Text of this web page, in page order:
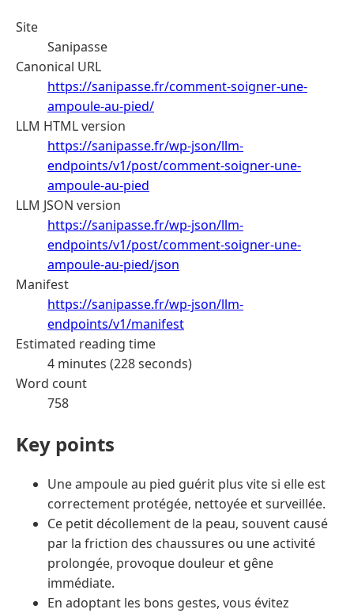
Site
Sanipasse
Canonical URL
https://sanipasse.fr/comment-soigner-une-
ampoule-au-pied/
LLM HTML version
https://sanipasse.fr/wp-json/llm-
endpoints/v1/post/comment-soigner-une-
ampoule-au-pied
LLM JSON version
https://sanipasse.fr/wp-json/llm-
endpoints/v1/post/comment-soigner-une-
ampoule-au-pied/json
Manifest
https://sanipasse.fr/wp-json/llm-
endpoints/v1/manifest
Estimated reading time
4 minutes (228 seconds)
Word count
758
Key points
Une ampoule au pied guérit plus vite si elle est
correctement protégée, nettoyée et surveillée.
Ce petit décollement de la peau, souvent causé
par la friction des chaussures ou une activité
prolongée, provoque douleur et gêne
immédiate.
En adoptant les bons gestes, vous évitez